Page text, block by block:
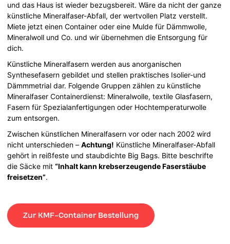
und das Haus ist wieder bezugsbereit. Wäre da nicht der ganze
künstliche Mineralfaser-Abfall, der wertvollen Platz verstellt.
Miete jetzt einen Container oder eine Mulde für Dämmwolle,
Mineralwoll und Co. und wir übernehmen die Entsorgung für
dich.
Künstliche Mineralfasern werden aus anorganischen
Synthesefasern gebildet und stellen praktisches Isolier-und
Dämmmetrial dar. Folgende Gruppen zählen zu künstliche
Mineralfaser Containerdienst: Mineralwolle, textile Glasfasern,
Fasern für Spezialanfertigungen oder Hochtemperaturwolle
zum entsorgen.
Zwischen künstlichen Mineralfasern vor oder nach 2002 wird
nicht unterschieden –Achtung! Künstliche Mineralfaser-Abfall
gehört in reißfeste und staubdichte Big Bags. Bitte beschrifte
die Säcke mit“Inhalt kann krebserzeugende Faserstäube
freisetzen”.
Zur KMF-Container Bestellung